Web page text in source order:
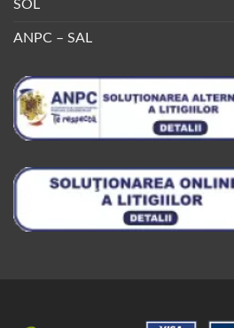
SOL
ANPC – SAL